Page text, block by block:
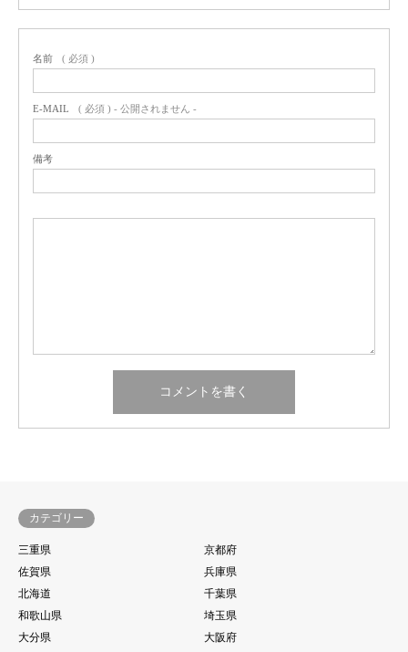
名前 ( 必須 )
E-MAIL ( 必須 ) - 公開されません -
備考
カテゴリー
三重県
京都府
佐賀県
兵庫県
北海道
千葉県
和歌山県
埼玉県
大分県
大阪府